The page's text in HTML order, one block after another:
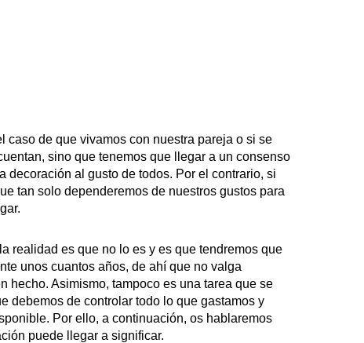
caso de que vivamos con nuestra pareja o si se
sino que tenemos que llegar a un consenso
decoración al gusto de todos. Por el contrario, si
tan solo dependeremos de nuestros gustos para
realidad es que no lo es y es que tendremos que
unos cuantos años, de ahí que no valga
hecho. Asimismo, tampoco es una tarea que se
debemos de controlar todo lo que gastamos y
Por ello, a continuación, os hablaremos
puede llegar a significar.